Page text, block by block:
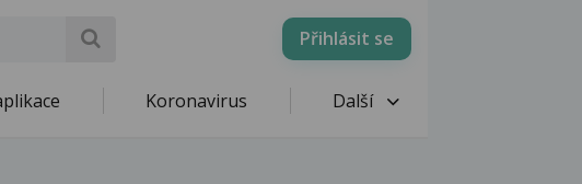
Přihlásit se
Koronavirus Další